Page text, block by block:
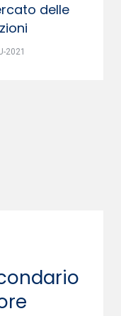
delle
2021